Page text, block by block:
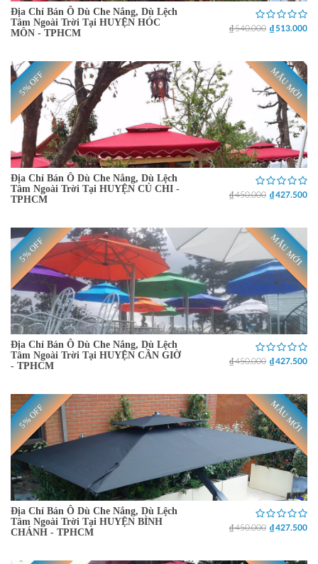
Địa Chỉ Bán Ô Dù Che Nắng, Dù Lệch
Tâm Ngoài Trời Tại HUYỆN HÓC
MÔN - TPHCM
₫ 540.000 ₫ 513.000
5% OFF MẪU MỚI
Địa Chỉ Bán Ô Dù Che Nắng, Dù Lệch
Tâm Ngoài Trời Tại HUYỆN CỦ CHI -
TPHCM
₫ 450.000 ₫ 427.500
5% OFF MẪU MỚI
Địa Chỉ Bán Ô Dù Che Nắng, Dù Lệch
Tâm Ngoài Trời Tại HUYỆN CẦN GIỜ
- TPHCM
₫ 450.000 ₫ 427.500
5% OFF MẪU MỚI
Địa Chỉ Bán Ô Dù Che Nắng, Dù Lệch
Tâm Ngoài Trời Tại HUYỆN BÌNH
CHÁNH - TPHCM
₫ 450.000 ₫ 427.500